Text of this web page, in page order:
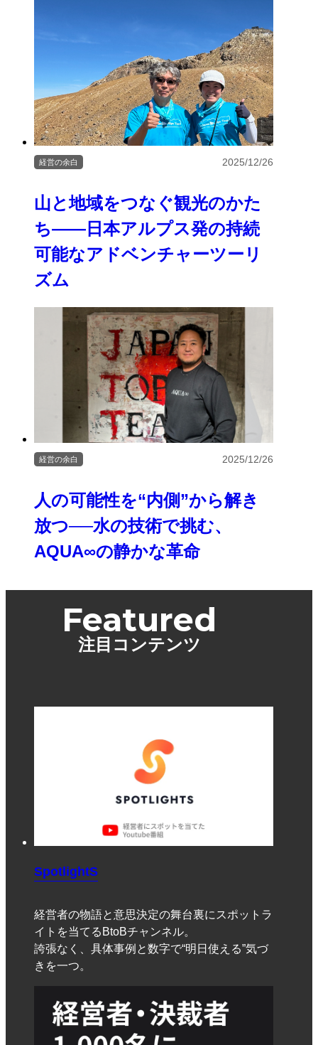
山と地域をつなぐ観光のかた
ち――日本アルプス発の持続
可能なアドベンチャーツーリ
ズム
経営の余白 2025/12/26
人の可能性を“内側”から解き
放つ──水の技術で挑む、
AQUA∞の静かな革命
経営の余白 2025/12/26
Featured
注目コンテンツ
SpotlightS
経営者の物語と意思決定の舞台裏にスポットラ
イトを当てるBtoBチャンネル。
誇張なく、具体事例と数字で“明日使える”気づ
きを一つ。